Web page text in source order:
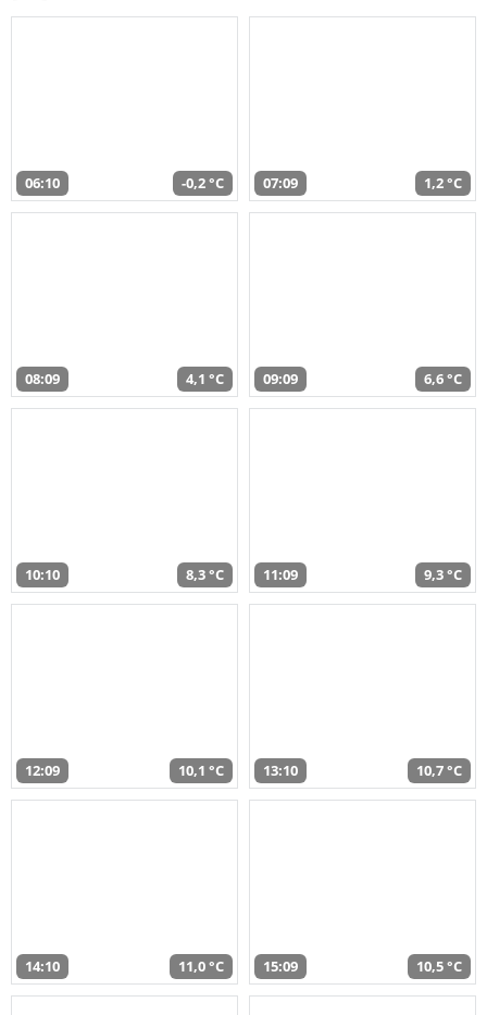
06:10 -0,2 °C 07:09 1,2 °C
08:09 4,1 °C 09:09 6,6 °C
10:10 8,3 °C 11:09 9,3 °C
12:09 10,1 °C 13:10 10,7 °C
14:10 11,0 °C 15:09 10,5 °C